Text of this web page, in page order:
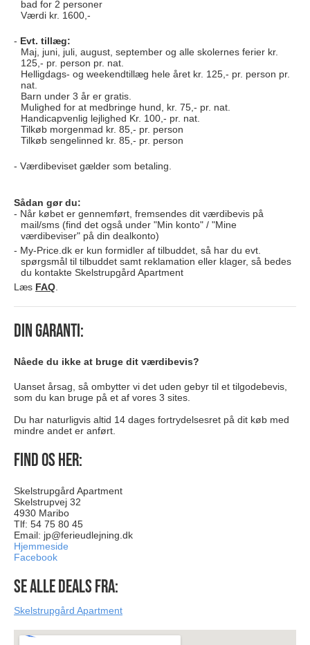
bad for 2 personer
Værdi kr. 1600,-
Evt. tillæg:
Maj, juni, juli, august, september og alle skolernes ferier kr.
125,- pr. person pr. nat.
Helligdags- og weekendtillæg hele året kr. 125,- pr. person pr.
nat.
Barn under 3 år er gratis.
Mulighed for at medbringe hund, kr. 75,- pr. nat.
Handicapvenlig lejlighed Kr. 100,- pr. nat.
Tilkøb morgenmad kr. 85,- pr. person
Tilkøb sengelinned kr. 85,- pr. person
Værdibeviset gælder som betaling.
Sådan gør du:
Når købet er gennemført, fremsendes dit værdibevis på
mail/sms (find det også under "Min konto" / "Mine
værdibeviser" på din dealkonto)
My-Price.dk er kun formidler af tilbuddet, så har du evt.
spørgsmål til tilbuddet samt reklamation eller klager, så bedes
du kontakte Skelstrupgård Apartment
Læs FAQ
Din garanti:
Nåede du ikke at bruge dit værdibevis?
Uanset årsag, så ombytter vi det uden gebyr til et tilgodebevis,
som du kan bruge på et af vores 3 sites.
Du har naturligvis altid 14 dages fortrydelsesret på dit køb med
mindre andet er anført.
Find os her:
Skelstrupgård Apartment
Skelstrupvej 32
4930 Maribo
Tlf: 54 75 80 45
Email: jp@ferieudlejning.dk
Hjemmeside
Facebook
Se alle deals fra:
Skelstrupgård Apartment